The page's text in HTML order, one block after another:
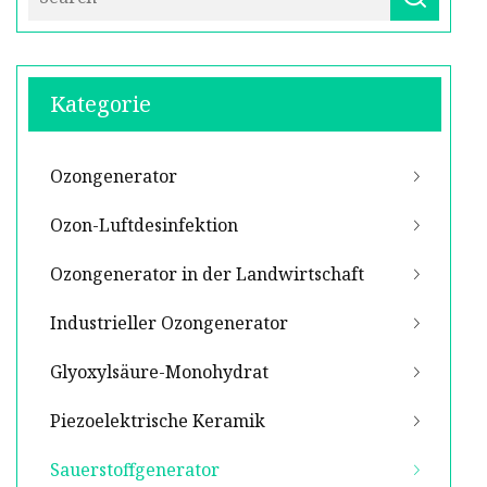
Kategorie
Ozongenerator
Ozon-Luftdesinfektion
Ozongenerator in der Landwirtschaft
Industrieller Ozongenerator
Glyoxylsäure-Monohydrat
Piezoelektrische Keramik
Sauerstoffgenerator